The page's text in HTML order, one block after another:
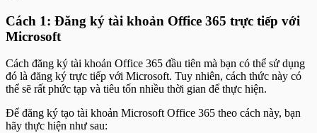
Cách 1: Đăng ký tài khoản Office 365 trực tiếp với
Microsoft
Cách đăng ký tài khoản Office 365 đầu tiên mà bạn có thể sử dụng
đó là đăng ký trực tiếp với Microsoft. Tuy nhiên, cách thức này có
thể sẽ rất phức tạp và tiêu tốn nhiều thời gian để thực hiện.
Để đăng ký tạo tài khoản Microsoft Office 365 theo cách này, bạn
hãy thực hiện như sau: